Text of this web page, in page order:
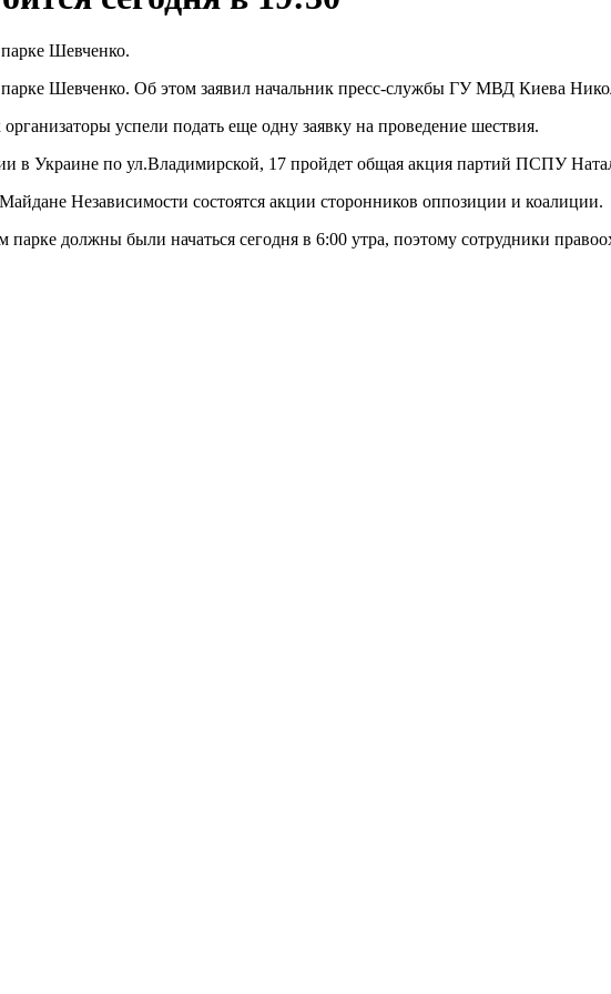
Шевченко.
Шевченко. Об этом заявил начальник пресс-службы ГУ МВД Киева
успели подать еще одну заявку на проведение шествия.
в Украине по ул.Владимирской, 17 пройдет общая акция партий ПСПУ
Независимости состоятся акции сторонников оппозиции и коалиции.
должны были начаться сегодня в 6:00 утра, поэтому сотрудники